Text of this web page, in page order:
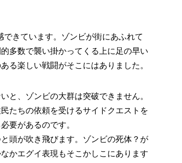
できています。ゾンビが街にあふれて
多数で襲い掛かってくる上に足の早い
る楽しい戦闘がそこにはありました。
と、ゾンビの大群は突破できません。
たちの依頼を受けるサイドクエストを
要があるのです。
頭が吹き飛びます。ゾンビの死体？が
かエグイ表現もそこかしこにあります